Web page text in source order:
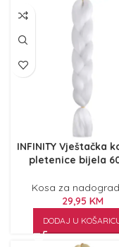
INFINITY Vještačka
pletenice bijela
Kosa za
29,95 KM
DODAJ U